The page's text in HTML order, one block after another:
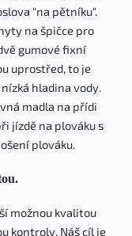
"na pětníku".
na špičce pro
gumové fixní
uprostřed, to je
hladina vody.
madla na přídi
jízdě na plováku s
plováku.
možnou kvalitou
kontroly. Náš cíl je